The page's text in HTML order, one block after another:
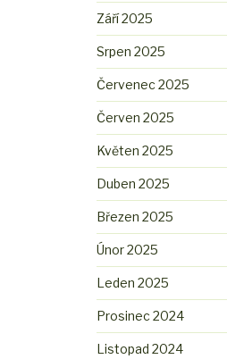
Září 2025
Srpen 2025
Červenec 2025
Červen 2025
Květen 2025
Duben 2025
Březen 2025
Únor 2025
Leden 2025
Prosinec 2024
Listopad 2024